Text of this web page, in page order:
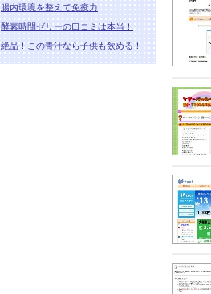
腸内環境を整えて免疫力
酵素時間ゼリーの口コミは本当！
絶品！この青汁なら子供も飲める！